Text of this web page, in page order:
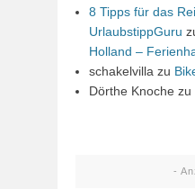
8 Tipps für das
UrlaubstippGuru
Holland –
schakelvilla zu
Dörthe Knoche zu
-